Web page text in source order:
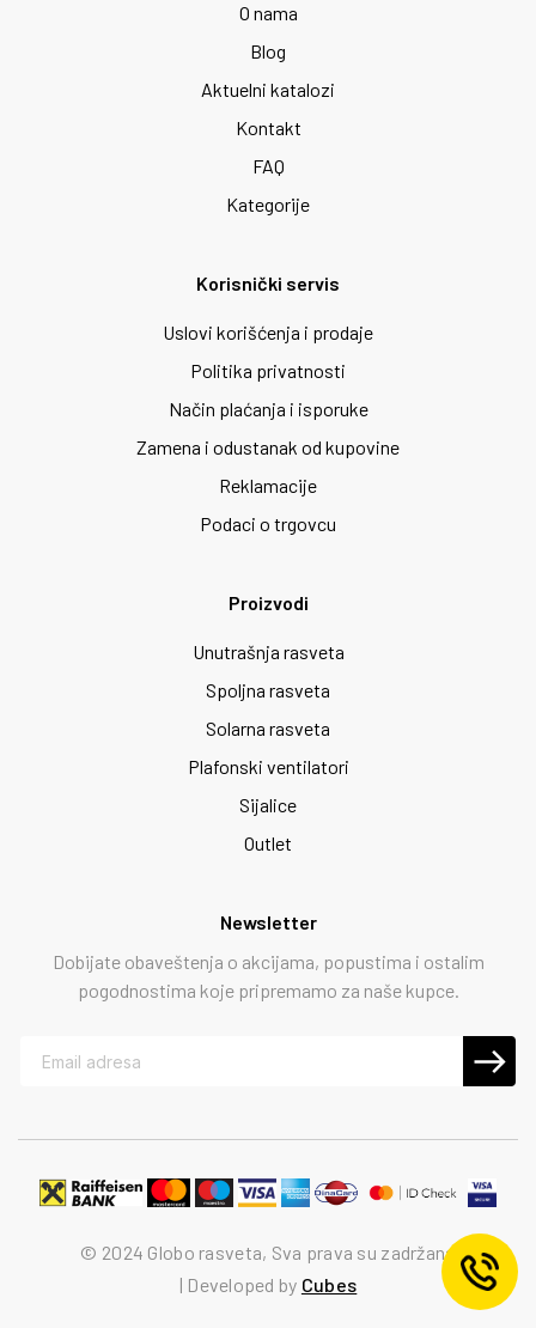
O nama
Blog
Aktuelni katalozi
Kontakt
FAQ
Kategorije
Korisnički servis
Uslovi korišćenja i prodaje
Politika privatnosti
Način plaćanja i isporuke
Zamena i odustanak od kupovine
Reklamacije
Podaci o trgovcu
Proizvodi
Unutrašnja rasveta
Spoljna rasveta
Solarna rasveta
Plafonski ventilatori
Sijalice
Outlet
Newsletter
Dobijate obaveštenja o akcijama, popustima i ostalim
pogodnostima koje pripremamo za naše kupce.
© 2024 Globo rasveta, Sva prava su zadržana
Developed by Cubes